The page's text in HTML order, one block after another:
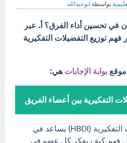
بواسطة ابوعبدالله
تحسين أداء الفرق؟ أ. عبر
توزيع التفضيلات التفكيرية
بوابة الإجابات هي:
التفكيرية بين أعضاء الفريق
مقياس هيرمان للمؤشرات التفكيرية (HBDI) يساعد في
فهم كيف يفكر كل عضو في